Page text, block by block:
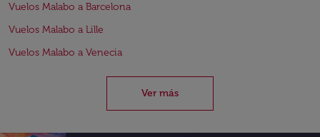
Vuelos Malabo a Barcelona
Vuelos Malabo a Lille
Vuelos Malabo a Venecia
Ver más